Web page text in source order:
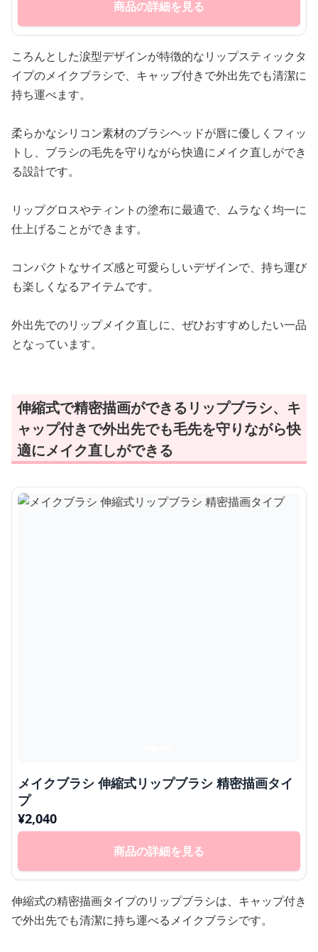
商品の詳細を見る
ころんとした涙型デザインが特徴的なリップスティックタ
イプのメイクブラシで、キャップ付きで外出先でも清潔に
持ち運べます。
柔らかなシリコン素材のブラシヘッドが唇に優しくフィッ
トし、ブラシの毛先を守りながら快適にメイク直しができ
る設計です。
リップグロスやティントの塗布に最適で、ムラなく均一に
仕上げることができます。
コンパクトなサイズ感と可愛らしいデザインで、持ち運び
も楽しくなるアイテムです。
外出先でのリップメイク直しに、ぜひおすすめしたい一品
となっています。
伸縮式で精密描画ができるリップブラシ、キ
ャップ付きで外出先でも毛先を守りながら快
適にメイク直しができる
メイクブラシ 伸縮式リップブラシ 精密描画タイ
プ
¥2,040
商品の詳細を見る
伸縮式の精密描画タイプのリップブラシは、キャップ付き
で外出先でも清潔に持ち運べるメイクブラシです。